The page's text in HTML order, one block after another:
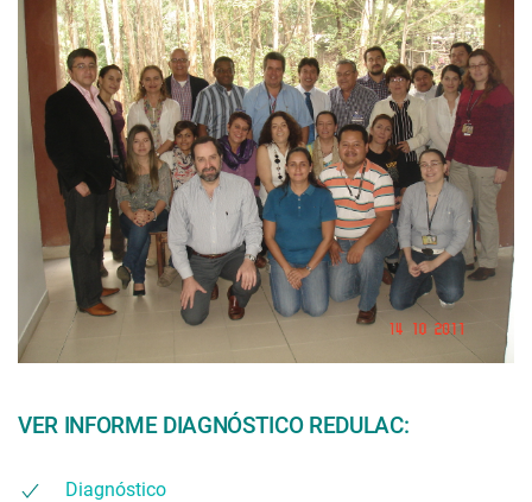
VER INFORME DIAGNÓSTICO REDULAC:
Diagnóstico